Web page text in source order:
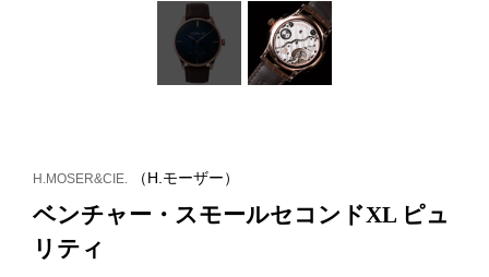
H.MOSER&CIE. （H.モーザー）
ベンチャー・スモールセコンドXL ピュ
リティ